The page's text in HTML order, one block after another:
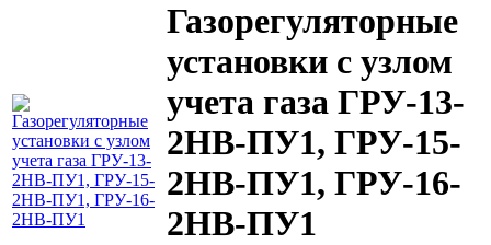
Газорегуляторные
установки с узлом
учета газа ГРУ-13-
2НВ-ПУ1, ГРУ-15-
2НВ-ПУ1, ГРУ-16-
2НВ-ПУ1